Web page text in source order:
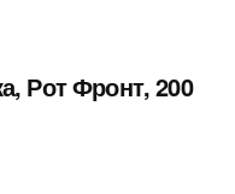
Рот Фронт, 200